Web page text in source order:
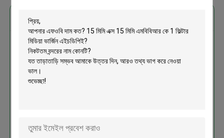
15 মিমি এক্স 15 মিমি এমবিবিআর কে 1 ফিল্টার
মিডিয়া ভার্জিন এইচডিপিই